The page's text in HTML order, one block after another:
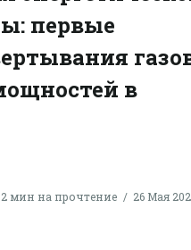
первые
в
2 мин на прочтение 26 Мая